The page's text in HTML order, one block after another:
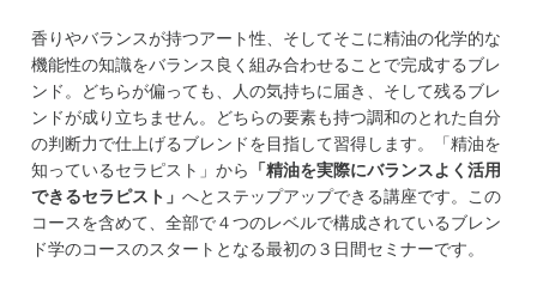
香りやバランスが持つアート性、そしてそこに精油の化学的な
機能性の知識をバランス良く組み合わせることで完成するブレ
ンド。どちらが偏っても、人の気持ちに届き、そして残るブレ
ンドが成り立ちません。どちらの要素も持つ調和のとれた自分
の判断力で仕上げるブレンドを目指して習得します。「精油を
知っているセラピスト」から 「精油を実際にバランスよく活用
できるセラピスト」へとステップアップできる講座です。この
コースを含めて、全部で４つのレベルで構成されているブレン
ド学のコースのスタートとなる最初の３日間セミナーです。